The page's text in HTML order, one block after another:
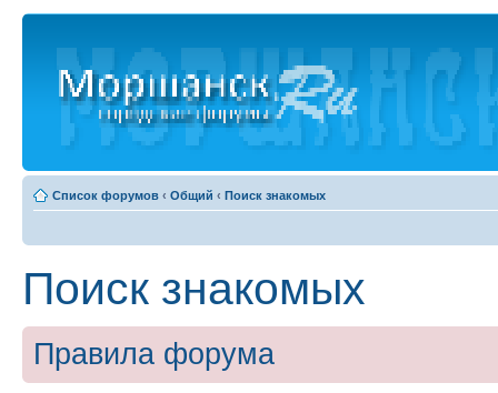
Список форумов ‹ Общий ‹ Поиск знакомых
Поиск знакомых
Правила форума